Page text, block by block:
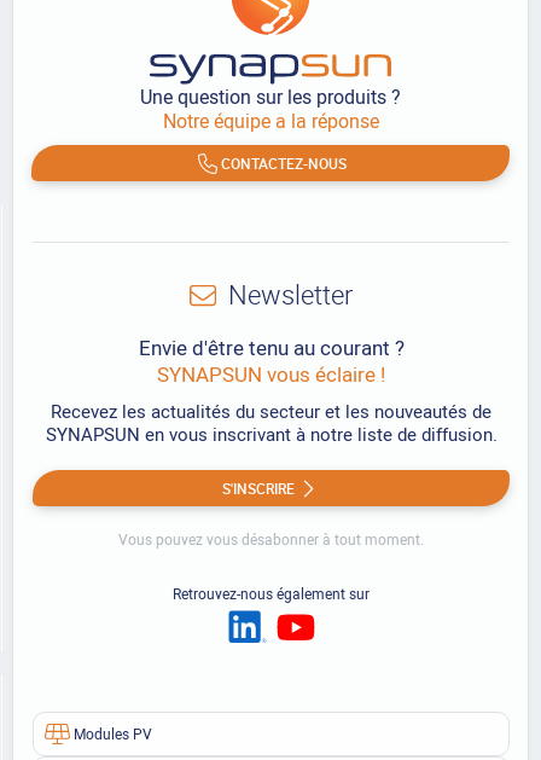
Une question sur les produits ?
Notre équipe a la réponse
CONTACTEZ-NOUS
Modules PV
Newsletter
Envie d'être tenu au courant ?
SYNAPSUN vous éclaire !
Recevez les actualités du secteur et les nouveautés de
SYNAPSUN en vous inscrivant à notre liste de diffusion.
S'INSCRIRE
Vous pouvez vous désabonner à tout moment.
Retrouvez-nous également sur